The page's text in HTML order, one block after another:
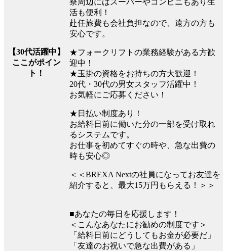
【30代活躍中】
ここがポイン
ト！
活も便利！
赴任旅費も会社負担なので、遠方の方も
安心です。
★フォークリフトの業務経験がある方歓
迎中！
★玉掛の資格をお持ちの方大歓迎！
20代・30代の男女スタッフ活躍中！
お気軽にご応募ください！
★日払い制度あり！
お給料日前に働いた分の一部を受け取れ
るシステムです。
お仕事を初めてすぐの時や、急な出費の
時も安心◎
＜＜BREXA Nextの社員になってお友達を
紹介すると、最大15万円もらえる！＞＞
■あなたの毎日を応援します！
＜こんなあなたにお勧めの制度です＞
「給料日前にどうしてもお金が必要だ」
「友達のお祝いで急な出費がある」